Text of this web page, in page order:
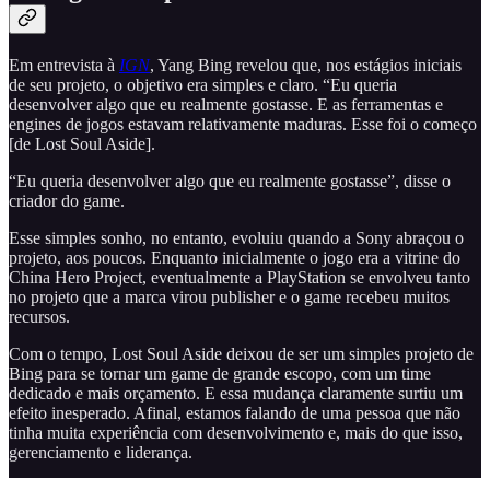
Em entrevista à IGN, Yang Bing revelou que, nos estágios iniciais
de seu projeto, o objetivo era simples e claro. “Eu queria
desenvolver algo que eu realmente gostasse. E as ferramentas e
engines de jogos estavam relativamente maduras. Esse foi o começo
[de Lost Soul Aside].
“Eu queria desenvolver algo que eu realmente gostasse”, disse o
criador do game.
Esse simples sonho, no entanto, evoluiu quando a Sony abraçou o
projeto, aos poucos. Enquanto inicialmente o jogo era a vitrine do
China Hero Project, eventualmente a PlayStation se envolveu tanto
no projeto que a marca virou publisher e o game recebeu muitos
recursos.
Com o tempo, Lost Soul Aside deixou de ser um simples projeto de
Bing para se tornar um game de grande escopo, com um time
dedicado e mais orçamento. E essa mudança claramente surtiu um
efeito inesperado. Afinal, estamos falando de uma pessoa que não
tinha muita experiência com desenvolvimento e, mais do que isso,
gerenciamento e liderança.